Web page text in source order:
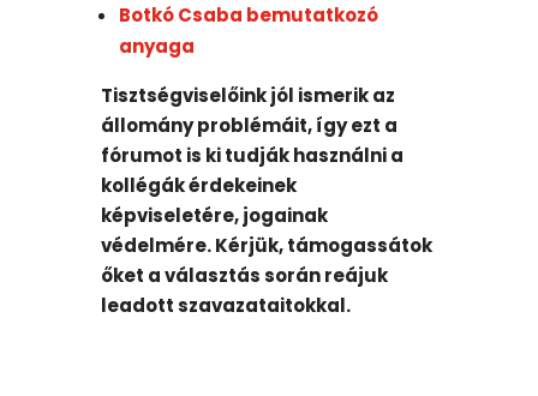
Botkó Csaba bemutatkozó
anyaga
Tisztségviselőink jól ismerik az
állomány problémáit, így ezt a
fórumot is ki tudják használni a
kollégák érdekeinek
képviseletére, jogainak
védelmére. Kérjük, támogassátok
őket a választás során reájuk
leadott szavazataitokkal.